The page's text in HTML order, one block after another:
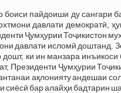
боиси пайдоиши ду сангари
давлати демократӣ,
Ҷумҳурии Тоҷикистон
давлати исломӣ доштанд.
дошт, ки ин манзара
Президенти Ҷумҳурии
ақлонияту андешаи
сиёсӣ бар алайҳи бадтарин